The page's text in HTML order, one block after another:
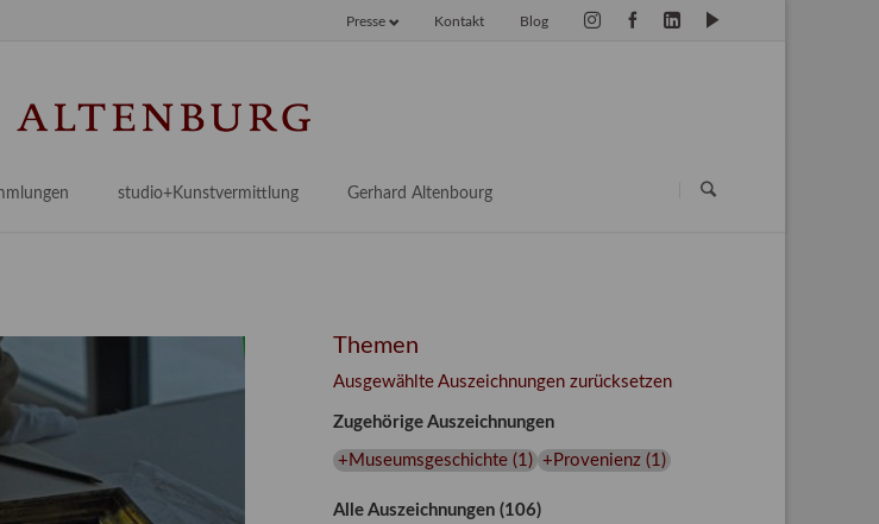
Blog
Kontakt
Presse
kulturtouristische Ziele
17.–19. Jh.
Malerei 20./21. Jh.
Sammlung
studio+Kunstvermittlung
Angebote für Erwachsene
Angebote für Kitas
Gerhard Altenbourg
Themen
Ausgewählte Auszeichnungen zurücksetzen
Zugehörige Auszeichnungen
+Museumsgeschichte(1 ) +Provenienz(1 )
Alle Auszeichnungen (106)